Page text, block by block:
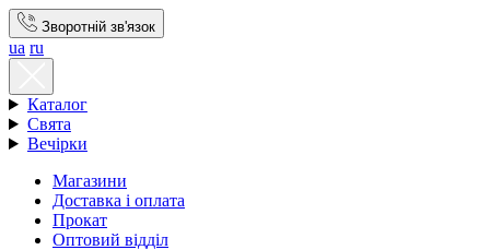
Зворотній зв'язок
ua ru
Каталог
Свята
Вечірки
Магазини
Доставка і оплата
Прокат
Оптовий відділ